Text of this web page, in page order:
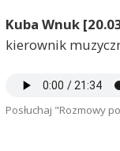
Kuba Wnuk
kierownik
Posłuchaj "Rozmowy